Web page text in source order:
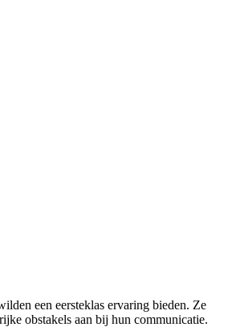
een eersteklas ervaring bieden. Ze
obstakels aan bij hun communicatie.